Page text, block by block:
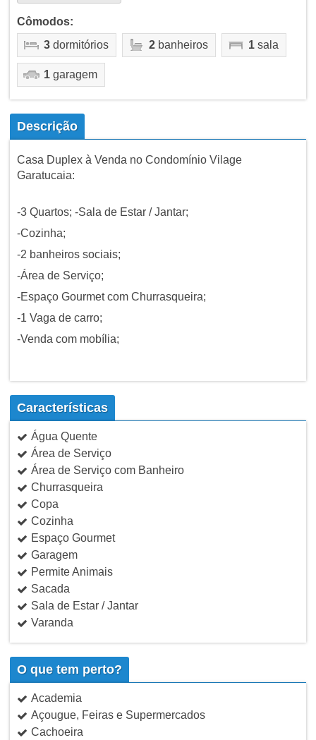
Cômodos:
3dormitórios 2banheiros 1sala
1garagem
Descrição
Casa Duplex à Venda no Condomínio Vilage
Garatucaia:
-3 Quartos; -Sala de Estar / Jantar;
-Cozinha;
-2 banheiros sociais;
-Área de Serviço;
-Espaço Gourmet com Churrasqueira;
-1 Vaga de carro;
-Venda com mobília;
Características
Água Quente
Área de Serviço
Área de Serviço com Banheiro
Churrasqueira
Copa
Cozinha
Espaço Gourmet
Garagem
Permite Animais
Sacada
Sala de Estar / Jantar
Varanda
O que tem perto?
Academia
Açougue, Feiras e Supermercados
Cachoeira